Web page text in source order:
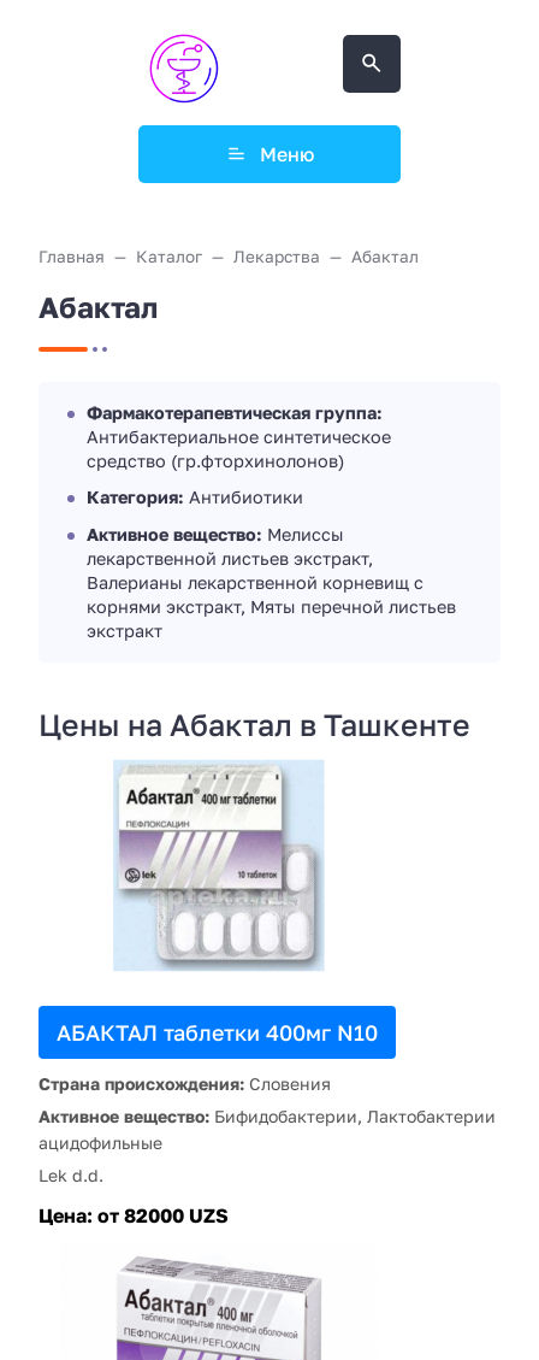
Меню
Главная Каталог Лекарства Абактал
Абактал
Фармакотерапевтическая группа:
Антибактериальное синтетическое
средство (гр.фторхинолонов)
Категория: Антибиотики
Активное вещество: Мелиссы
лекарственной листьев экстракт,
Валерианы лекарственной корневищ c
корнями экстракт, Мяты перечной листьев
экстракт
Цены на Абактал в Ташкенте
АБАКТАЛ таблетки 400мг N10
Страна происхождения: Словения
Активное вещество: Бифидобактерии, Лактобактерии
ацидофильные
Lek d.d.
Цена: от 82000 UZS